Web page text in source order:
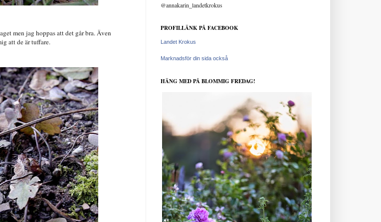
men jag hoppas att det går bra. Även
att de är tuffare.
@annakarin_landetkrokus
PROFILLÄNK PÅ FACEBOOK
Landet Krokus
Marknadsför din sida också
HÄNG MED PÅ BLOMMIG FREDAG!